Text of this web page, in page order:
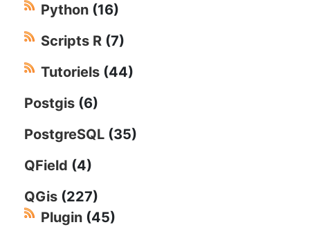
Python (16)
Scripts R (7)
Tutoriels (44)
Postgis (6)
PostgreSQL (35)
QField (4)
QGis (227)
Plugin (45)